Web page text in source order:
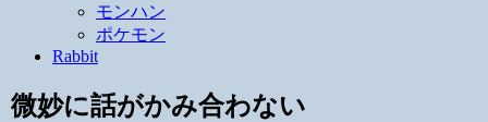
モンハン
ポケモン
Rabbit
微妙に話がかみ合わない